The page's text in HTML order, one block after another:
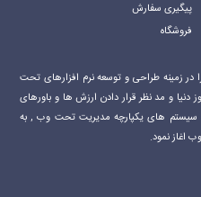
پیگیری سفارش
فروشگاه
1390 فعالیت خود را در زمینه طراحی و توسعه نرم افزارهای تحت
دنیا و مد نظر قرار دادن ارزش ها و باورهای
سیستم های یکپارچه مدیریت تحت وب , به
اغاز نمود.